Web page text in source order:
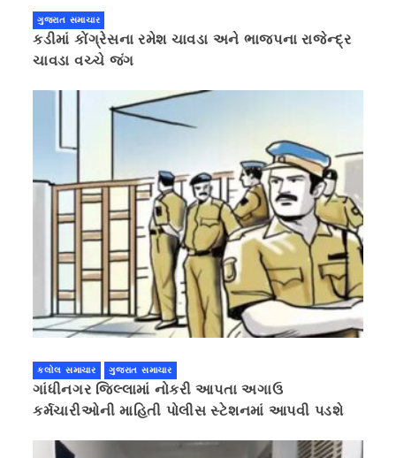
ગુજરાત સમાચાર
કડીમાં કોંગ્રેસના રમેશ ચાવડા અને ભાજપના રાજેન્દ્ર
ચાવડા વચ્ચે જંગ
કલોલ સમાચાર ગુજરાત સમાચાર
ગાંધીનગર જિલ્લામાં નોકરી આપતા અગાઉ
કર્મચારીઓની માહિતી પોલીસ સ્ટેશનમાં આપવી પડશે